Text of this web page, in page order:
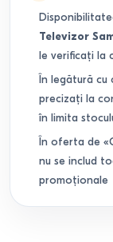
Televizor
le verificați la
În legătură cu
precizați la
în limita
În oferta de
nu se includ
promoționale